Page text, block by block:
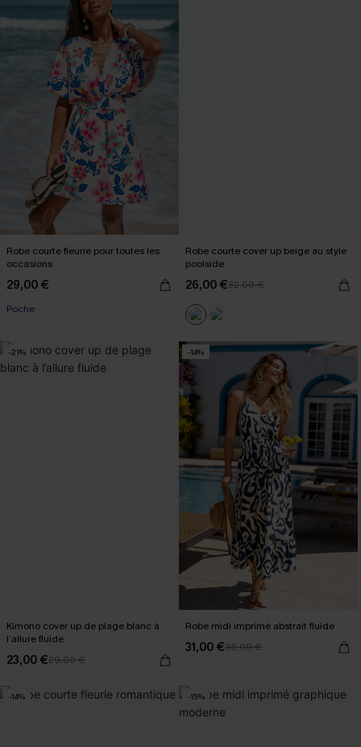
Robe courte fleurie pour toutes les
occasions
29,00 €
Poche
Robe courte cover up beige au style
poolside
26,00 €32,00 €
-21%
Kimono cover up de plage blanc à
l’allure fluide
23,00 €29,00 €
-14%
Robe midi imprimé abstrait fluide
31,00 €36,00 €
-14% -15%